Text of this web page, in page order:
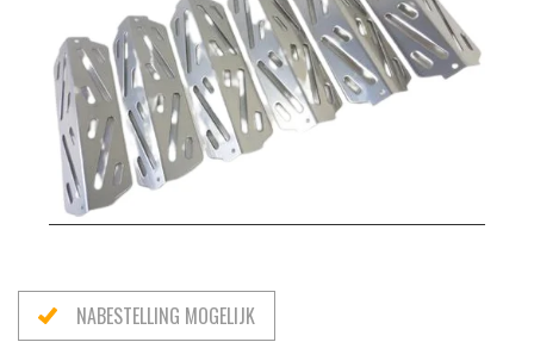
NABESTELLING MOGELIJK